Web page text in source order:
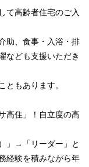
て高齢者住宅のご入
助、食事・入浴・排
なども支援いただき
ともあります。
高住」！自立度の高
」→「リーダー」と
経験を積みながら年